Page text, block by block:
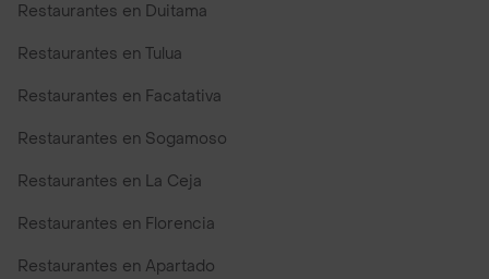
Restaurantes en Duitama
Restaurantes en Tulua
Restaurantes en Facatativa
Restaurantes en Sogamoso
Restaurantes en La Ceja
Restaurantes en Florencia
Restaurantes en Apartado